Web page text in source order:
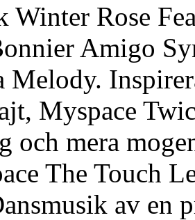
Winter Rose
Amigo
Melody.
Myspace
och mera
The Touch
av